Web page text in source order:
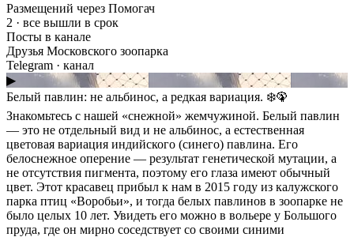
Размещений через Помогач
2 · все вышли в срок
Посты в канале
Друзья Московского зоопарка
Telegram · канал
▶
Белый павлин: не альбинос, а редкая вариация. ❄️🦚
Знакомьтесь с нашей «снежной» жемчужиной. Белый павлин
— это не отдельный вид и не альбинос, а естественная
цветовая вариация индийского (синего) павлина. Его
белоснежное оперение — результат генетической мутации, а
не отсутствия пигмента, поэтому его глаза имеют обычный
цвет. Этот красавец прибыл к нам в 2015 году из калужского
парка птиц «Воробьи», и тогда белых павлинов в зоопарке не
было целых 10 лет. Увидеть его можно в вольере у Большого
пруда, где он мирно соседствует со своими синими